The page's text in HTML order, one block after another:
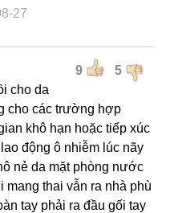
27
9 5
cho da
cho các trường hợp
khô hạn hoặc tiếp xúc
động ô nhiễm lúc nãy
nẻ da mặt phòng nước
mang thai vẫn ra nhà phù
tay phải ra đầu gối tay